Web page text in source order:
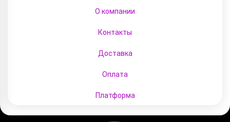
О компании
Контакты
Доставка
Оплата
Платформа